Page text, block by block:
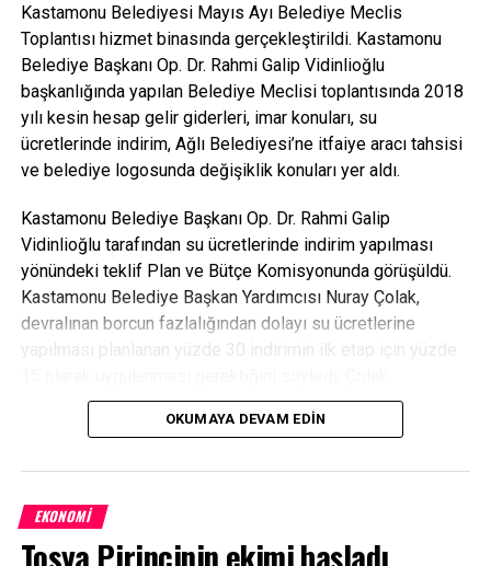
Kahin Tepesinde, Göbeklitepe ile eşdeğer gösterilen
Akeramik Neolitik Döneme ait eserler bulunmuştu
Arkeolog Öğretim Üyesi Dr. Nurperi Ayengin başkanlığında
Araç ilçesinde Kahin Tepesi’nde süren kazı çalışmalarında
Akeramik Neolitik Döneme ait bir taş atölyesi bulunmuştu.
Akeramik Neolitik Dönemin en meşhur yerleşim yerinin
aynı dönemde taşların işlendiği bir atölye olduğu tahmin
ediliyor. Bununla ilgili kazı çalışmalarında Akeramik Neolitik
Döneme ait öğütme taşı, süs eşyası gibi eserler
bulunmuştu.
Kastamonu Belediyesi Mayıs Ayı Belediye Meclis
Toplantısı hizmet binasında gerçekleştirildi. Kastamonu
Belediye Başkanı Op. Dr. Rahmi Galip Vidinlioğlu
başkanlığında yapılan Belediye Meclisi toplantısında 2018
yılı kesin hesap gelir giderleri, imar konuları, su
ücretlerinde indirim, Ağlı Belediyesi’ne itfaiye aracı tahsisi
ve belediye logosunda değişiklik konuları yer aldı.
Kastamonu Belediye Başkanı Op. Dr. Rahmi Galip
Vidinlioğlu tarafından su ücretlerinde indirim yapılması
yönündeki teklif Plan ve Bütçe Komisyonunda görüşüldü.
Kastamonu Belediye Başkan Yardımcısı Nuray Çolak,
devralınan borcun fazlalığından dolayı su ücretlerine
yapılması planlanan yüzde 30 indirimin ilk etap için yüzde
Belediyenin geçmiş dönemden kalan borcu azaldığında
geri kalan yüzde 15’lik indiriminde ek olarak yapılacağını
indirimi oy birliğiyle kabul etti. Su ücretlerine yapılan
indirim, 1 Haziran 2019 tarihinden geçerli olmak üzere
kabul edildi. Ayrıca Plan ve Bütçe Komisyonu tarafından
OKUMAYA DEVAM EDIN
EKONOMİ
Tosya Pirincinin ekimi başladı